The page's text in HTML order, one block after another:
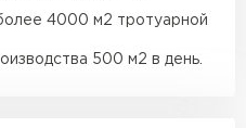
4000 м2 тротуарной
500 м2 в день.